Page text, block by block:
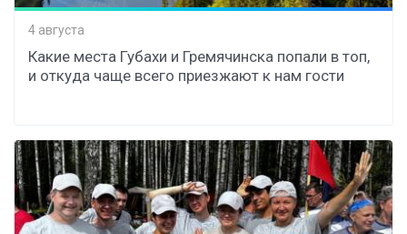
4 августа
Какие места Губахи и Гремячинска попали в топ,
и откуда чаще всего приезжают к нам гости